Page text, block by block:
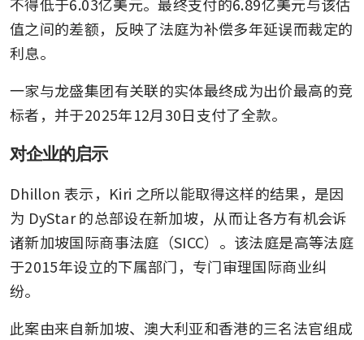
值之间的差额，反映了法庭为补偿多年延误而裁定的
利息。
一家与龙盛集团有关联的实体最终成为出价最高的竞
标者，并于2025年12月30日支付了全款。
对企业的启示
Dhillon 表示，Kiri 之所以能取得这样的结果，是因
为 DyStar 的总部设在新加坡，从而让各方有机会诉
诸新加坡国际商事法庭（SICC）。该法庭是高等法庭
于2015年设立的下属部门，专门审理国际商业纠
纷。
此案由来自新加坡、澳大利亚和香港的三名法官组成